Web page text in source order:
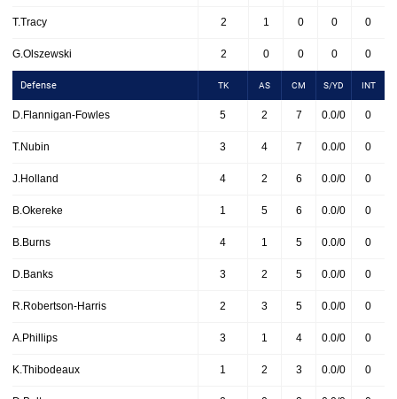
T.Tracy 2 1 0 0 0
G.Olszewski 2 0 0 0 0
Defense TK AS CM S/YD INT
D.Flannigan-Fowles 5 2 7 0.0/0 0
T.Nubin 3 4 7 0.0/0 0
J.Holland 4 2 6 0.0/0 0
B.Okereke 1 5 6 0.0/0 0
B.Burns 4 1 5 0.0/0 0
D.Banks 3 2 5 0.0/0 0
R.Robertson-Harris 2 3 5 0.0/0 0
A.Phillips 3 1 4 0.0/0 0
K.Thibodeaux 1 2 3 0.0/0 0